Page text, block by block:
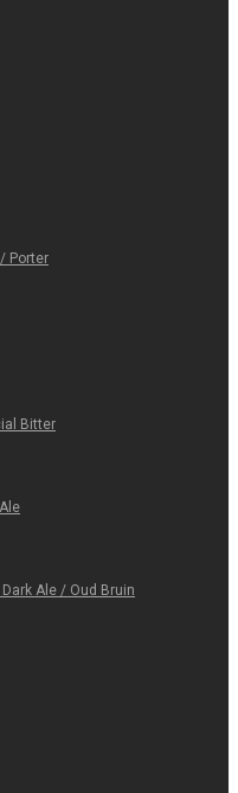
Porter
Bitter
Ale / Oud Bruin